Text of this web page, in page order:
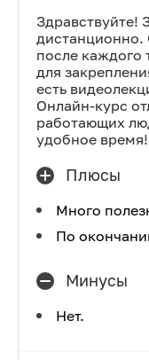
дистанционно.
после каждого
для
есть
Онлайн-курс
работающих
удобное время!
Плюсы
Много
По
Минусы
Нет.